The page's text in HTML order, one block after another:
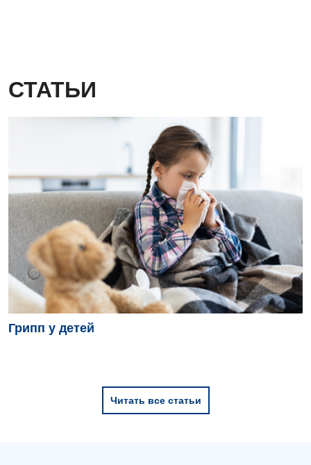
СТАТЬИ
Грипп у детей
Читать все статьи